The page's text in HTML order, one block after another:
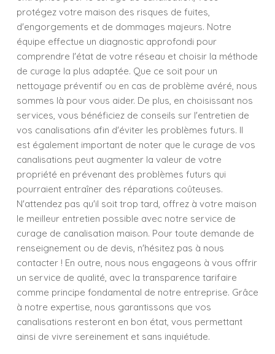
protégez votre maison des risques de fuites,
d'engorgements et de dommages majeurs. Notre
équipe effectue un diagnostic approfondi pour
comprendre l'état de votre réseau et choisir la méthode
de curage la plus adaptée. Que ce soit pour un
nettoyage préventif ou en cas de problème avéré, nous
sommes là pour vous aider. De plus, en choisissant nos
services, vous bénéficiez de conseils sur l'entretien de
vos canalisations afin d'éviter les problèmes futurs. Il
est également important de noter que le curage de vos
canalisations peut augmenter la valeur de votre
propriété en prévenant des problèmes futurs qui
pourraient entraîner des réparations coûteuses.
N'attendez pas qu'il soit trop tard, offrez à votre maison
le meilleur entretien possible avec notre service de
curage de canalisation maison. Pour toute demande de
renseignement ou de devis, n'hésitez pas à nous
contacter ! En outre, nous nous engageons à vous offrir
un service de qualité, avec la transparence tarifaire
comme principe fondamental de notre entreprise. Grâce
à notre expertise, nous garantissons que vos
canalisations resteront en bon état, vous permettant
ainsi de vivre sereinement et sans inquiétude.